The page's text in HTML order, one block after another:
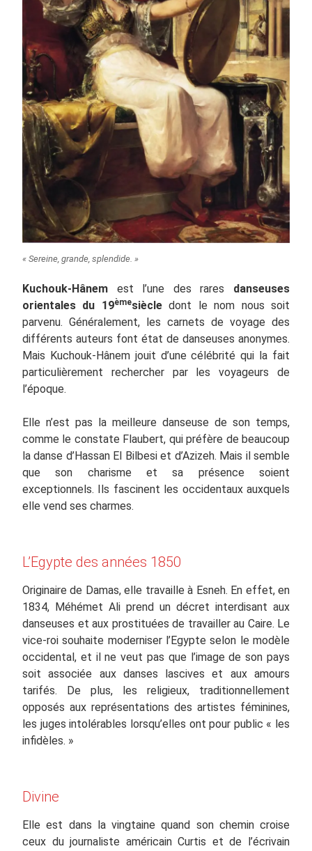
« Sereine, grande, splendide. »
Kuchouk-Hânem est l’une des rares danseuses
orientales du 19èmesiècledont le nom nous soit
parvenu. Généralement, les carnets de voyage des
différents auteurs font état de danseuses anonymes.
Mais Kuchouk-Hânem jouit d’une célébrité qui la fait
particulièrement rechercher par les voyageurs de
l’époque.
Elle n’est pas la meilleure danseuse de son temps,
comme le constate Flaubert, qui préfère de beaucoup
la danse d’Hassan El Bilbesi et d’Azizeh. Mais il semble
que son charisme et sa présence soient
exceptionnels. Ils fascinent les occidentaux auxquels
elle vend ses charmes.
L’Egypte des années 1850
Originaire de Damas, elle travaille à Esneh. En effet, en
1834, Méhémet Ali prend un décret interdisant aux
danseuses et aux prostituées de travailler au Caire. Le
vice-roi souhaite moderniser l’Egypte selon le modèle
occidental, et il ne veut pas que l’image de son pays
soit associée aux danses lascives et aux amours
tarifés. De plus, les religieux, traditionnellement
opposés aux représentations des artistes féminines,
les juges intolérables lorsqu’elles ont pour public « les
infidèles. »
Divine
Elle est dans la vingtaine quand son chemin croise
ceux du journaliste américain Curtis et de l’écrivain